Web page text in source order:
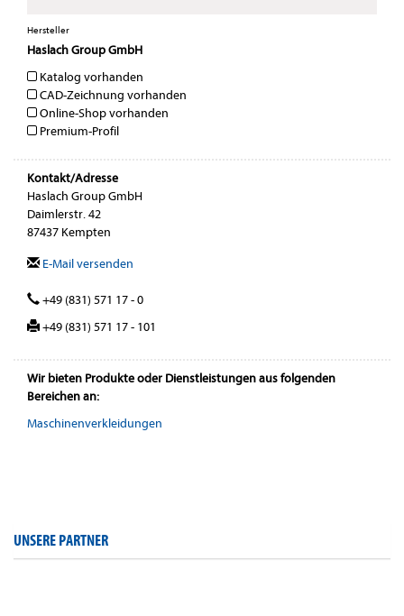
Hersteller
Haslach Group GmbH
Katalog vorhanden
CAD-Zeichnung vorhanden
Online-Shop vorhanden
Premium-Profil
Kontakt/Adresse
Haslach Group GmbH
Daimlerstr. 42
87437 Kempten
E-Mail versenden
+49 (831) 571 17 - 0
+49 (831) 571 17 - 101
Wir bieten Produkte oder Dienstleistungen aus folgenden
Bereichen an:
Maschinenverkleidungen
UNSERE PARTNER